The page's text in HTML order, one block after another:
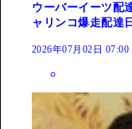
ウーバーイーツ配
ャリンコ爆走配達
2026年07月02日 07:00